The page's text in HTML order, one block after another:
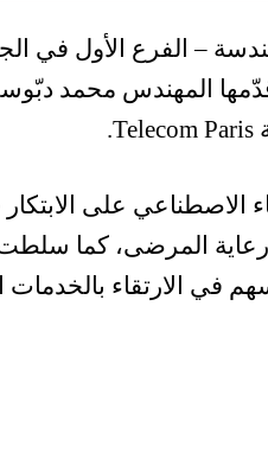
– الفرع الأول في
قدّمها المهندس محمد
الاصطناعي على
المرضى، كما
في الارتقاء بالخدمات